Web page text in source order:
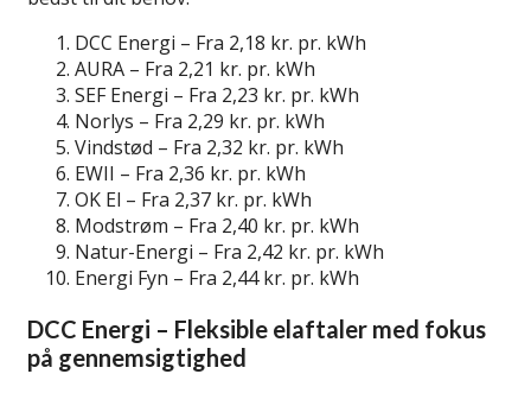
DCC Energi – Fra 2,18 kr. pr. kWh
AURA – Fra 2,21 kr. pr. kWh
SEF Energi – Fra 2,23 kr. pr. kWh
Norlys – Fra 2,29 kr. pr. kWh
Vindstød – Fra 2,32 kr. pr. kWh
EWII – Fra 2,36 kr. pr. kWh
OK El – Fra 2,37 kr. pr. kWh
Modstrøm – Fra 2,40 kr. pr. kWh
Natur-Energi – Fra 2,42 kr. pr. kWh
Energi Fyn – Fra 2,44 kr. pr. kWh
DCC Energi – Fleksible elaftaler med fokus
på gennemsigtighed